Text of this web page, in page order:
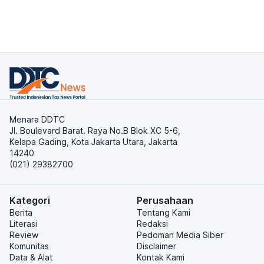
Menara DDTC
Jl. Boulevard Barat. Raya No.B Blok XC 5-6,
Kelapa Gading, Kota Jakarta Utara, Jakarta
14240
(021) 29382700
Kategori
Berita
Literasi
Review
Komunitas
Data & Alat
Perusahaan
Tentang Kami
Redaksi
Pedoman Media Siber
Disclaimer
Kontak Kami